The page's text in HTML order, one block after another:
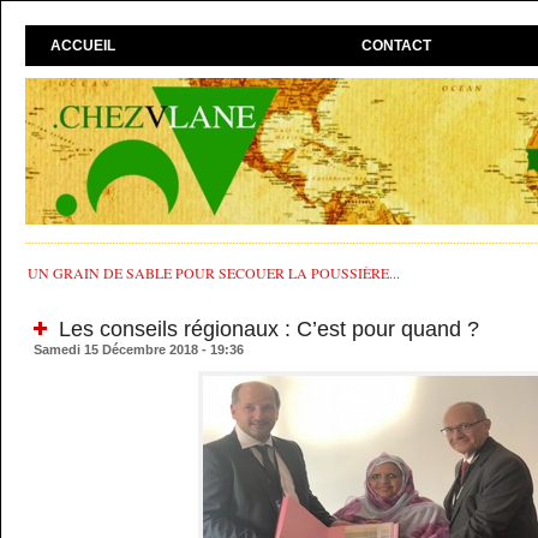
ACCUEIL CONTACT
UN GRAIN DE SABLE POUR SECOUER LA POUSSIÈRE...
Les conseils régionaux : C’est pour quand ?
Samedi 15 Décembre 2018 - 19:36